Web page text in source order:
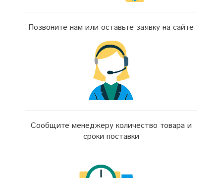
Позвоните нам или оставьте заявку на сайте
Сообщите менеджеру количество товара и
сроки поставки